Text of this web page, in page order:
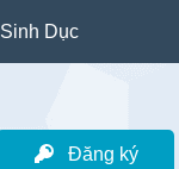
Sinh Dục
Đăng ký